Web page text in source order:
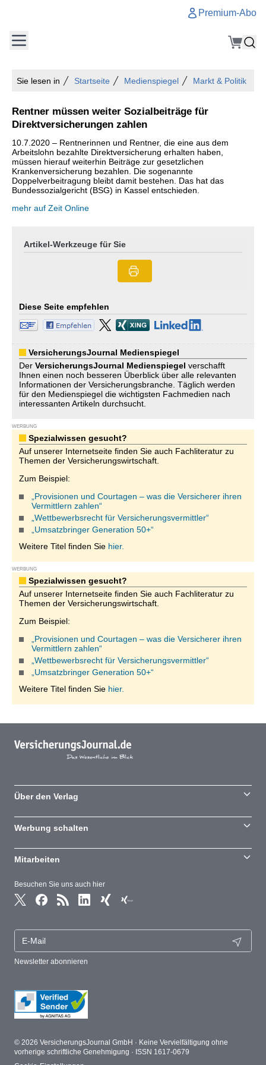
Premium-Abo
Sie lesen in Startseite Medienspiegel Markt & Politik
Rentner müssen weiter Sozialbeiträge für
Direktversicherungen zahlen
10.7.2020 – Rentnerinnen und Rentner, die eine aus dem
Arbeitslohn bezahlte Direktversicherung erhalten haben,
müssen hierauf weiterhin Beiträge zur gesetzlichen
Krankenversicherung bezahlen. Die sogenannte
Doppelverbeitragung bleibt damit bestehen. Das hat das
Bundessozialgericht (BSG) in Kassel entschieden.
mehr auf Zeit Online
Artikel-Werkzeuge für Sie
Diese Seite empfehlen
VersicherungsJournal Medienspiegel
Der VersicherungsJournal Medienspiegel verschafft
Ihnen einen noch besseren Überblick über alle relevanten
Informationen der Versicherungsbranche. Täglich werden
für den Medienspiegel die wichtigsten Fachmedien nach
interessanten Artikeln durchsucht.
WERBUNG
Spezialwissen gesucht?
Auf unserer Internetseite finden Sie auch Fachliteratur zu
Themen der Versicherungswirtschaft.
Zum Beispiel:
„Provisionen und Courtagen – was die Versicherer ihren
Vermittlern zahlen“
„Wettbewerbsrecht für Versicherungsvermittler“
„Umsatzbringer Generation 50+“
Weitere Titel finden Sie hier.
WERBUNG
Spezialwissen gesucht?
Auf unserer Internetseite finden Sie auch Fachliteratur zu
Themen der Versicherungswirtschaft.
Zum Beispiel:
„Provisionen und Courtagen – was die Versicherer ihren
Vermittlern zahlen“
„Wettbewerbsrecht für Versicherungsvermittler“
„Umsatzbringer Generation 50+“
Weitere Titel finden Sie hier.
Besuchen Sie uns auch hier
Newsletter abonnieren
Über den Verlag
Werbung schalten
Mitarbeiten
© 2026 VersicherungsJournal GmbH · Keine Vervielfältigung ohne
vorherige schriftliche Genehmigung · ISSN 1617-0679